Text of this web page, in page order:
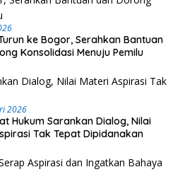
Turun ke Bogor, Serahkan Bantuan
Konsolidasi Menuju Pemilu
2026
Hukum Sarankan Dialog, Nilai
Tak Tepat Dipidanakan